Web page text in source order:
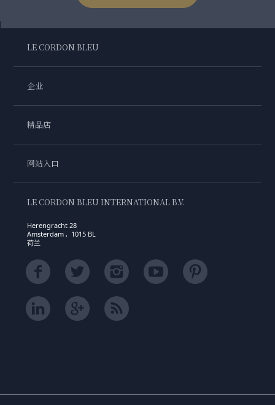
LE CORDON BLEU
企业
精品店
网站入口
LE CORDON BLEU INTERNATIONAL B.V.
Herengracht 28
Amsterdam , 1015 BL
荷兰